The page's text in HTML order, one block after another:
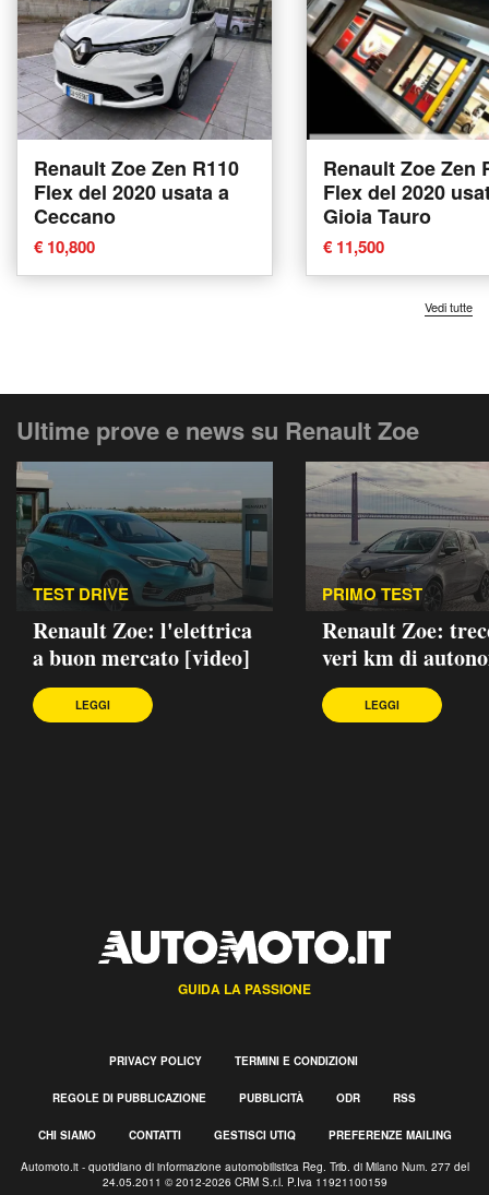
Renault Zoe Zen R110
Flex del 2020 usata a
Ceccano
€ 10,800
Renault Zoe Zen
Flex del 2020
Gioia Tauro
€ 11,500
Vedi tutte
Ultime prove e news su Renault Zoe
TEST DRIVE
Renault Zoe: l'elettrica
a buon mercato [video]
LEGGI
PRIMO TEST
Renault Zoe:
veri km di
LEGGI
GUIDA LA PASSIONE
PRIVACY POLICY TERMINI E CONDIZIONI
REGOLE DI PUBBLICAZIONE PUBBLICITÀ ODR RSS
CHI SIAMO CONTATTI GESTISCI UTIQ PREFERENZE MAILING
Automoto.it - quotidiano di informazione automobilistica Reg. Trib. di Milano Num. 277 del
24.05.2011 © 2012-2026 CRM S.r.l. P.Iva 11921100159